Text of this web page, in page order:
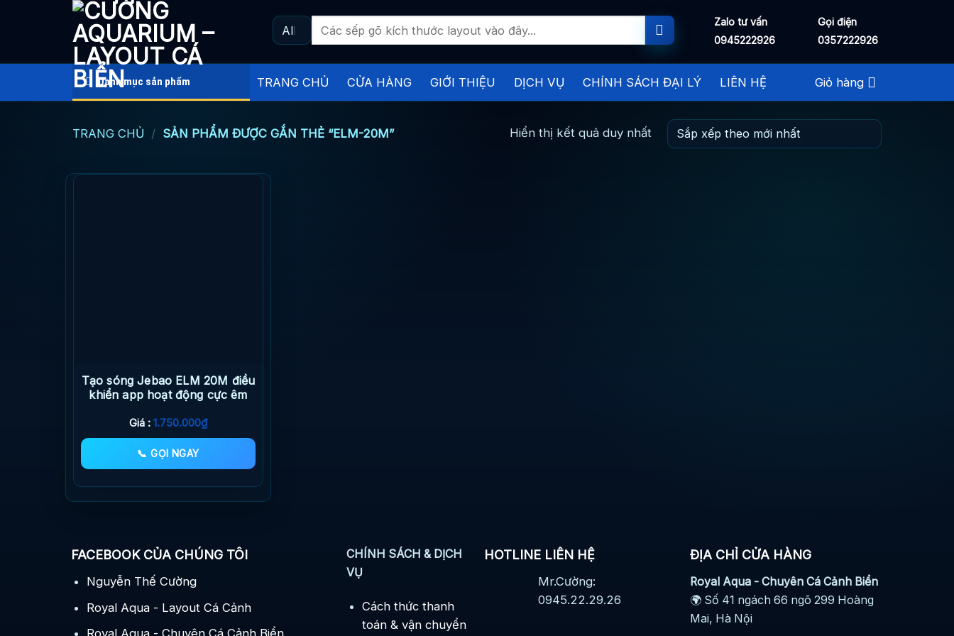
Tìm
kiếm:
Zalo tư vấn
0945222926
Gọi điện
0357222926
Danh mục sản phẩm TRANG CHỦ CỬA HÀNG GIỚI THIỆU DỊCH VỤ CHÍNH SÁCH ĐẠI LÝ LIÊN HỆ Giỏ hàng
TRANG CHỦ / SẢN PHẨM ĐƯỢC GẮN THẺ “ELM-20M” Hiển thị kết quả duy nhất
Tạo sóng Jebao ELM 20M điều
khiển app hoạt động cực êm
Giá : 1.750.000₫
📞 GỌI NGAY
FACEBOOK CỦA CHÚNG TÔI
Nguyễn Thế Cường
Royal Aqua - Layout Cá Cảnh
Royal Aqua - Chuyên Cá Cảnh Biển
CHÍNH SÁCH & DỊCH
VỤ
Cách thức thanh
toán & vận chuyển
HOTLINE LIÊN HỆ
Mr.Cường:
0945.22.29.26
ĐỊA CHỈ CỬA HÀNG
Royal Aqua - Chuyên Cá Cảnh Biển
🌍 Số 41 ngách 66 ngõ 299 Hoàng
Mai, Hà Nội